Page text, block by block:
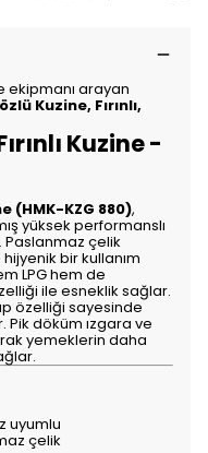
ekipmanı arayan
Kuzine, Fırınlı,
Kuzine -
(HMK-KZG 880),
yüksek performanslı
çelik
bir kullanım
LPG hem de
ile esneklik sağlar.
özelliği sayesinde
Pik döküm ızgara ve
yemeklerin daha
uyumlu
çelik